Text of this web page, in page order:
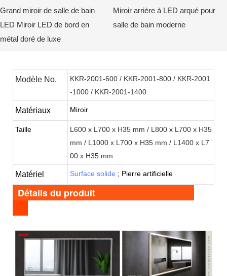
Grand miroir de salle de bain
LED Miroir LED de bord en
métal doré de luxe
Miroir arrière à LED arqué pour
salle de bain moderne
Modèle No.
KKR-2001-600 / KKR-2001-800 / KKR-2001
-1000 / KKR-2001-1400
Matériaux Miroir
Taille
L600 x L700 x H35 mm / L800 x L700 x H35
mm / L1000 x L700 x H35 mm / L1400 x L7
00 x H35 mm
Matériel Surface solide ; Pierre artificielle
Détails du produit